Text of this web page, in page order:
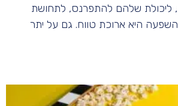
ליכולת שלהם להתפרנס, לתחושת
היא ארוכת טווח. גם על יתר